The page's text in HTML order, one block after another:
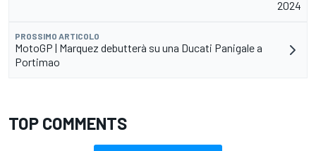
2024
PROSSIMO ARTICOLO
MotoGP | Marquez debutterà su una Ducati Panigale a
Portimao
TOP COMMENTS